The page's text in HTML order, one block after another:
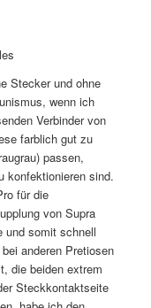
Stecker und ohne
wenn ich
Verbinder von
farblich gut zu
passen,
konfektionieren sind.
für die
von Supra
und somit schnell
anderen Pretiosen
die beiden extrem
Steckkontaktseite